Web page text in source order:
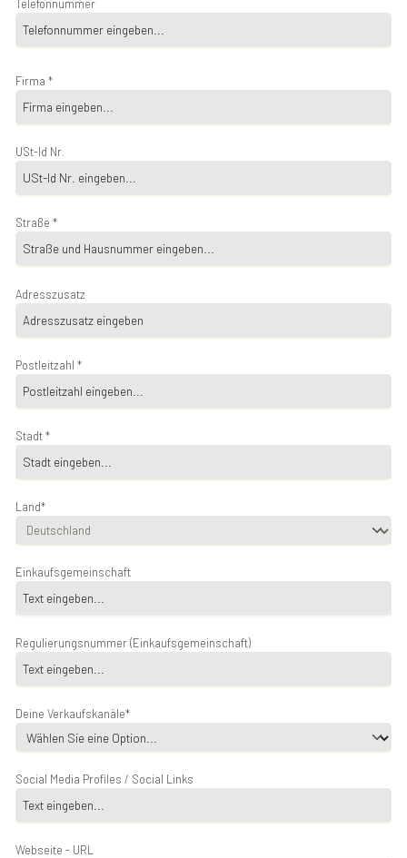
Telefonnummer
Firma *
USt-Id Nr.
Straße *
Adresszusatz
Postleitzahl *
Stadt *
Land*
Einkaufsgemeinschaft
Regulierungsnummer (Einkaufsgemeinschaft)
Deine Verkaufskanäle*
Social Media Profiles / Social Links
Webseite - URL